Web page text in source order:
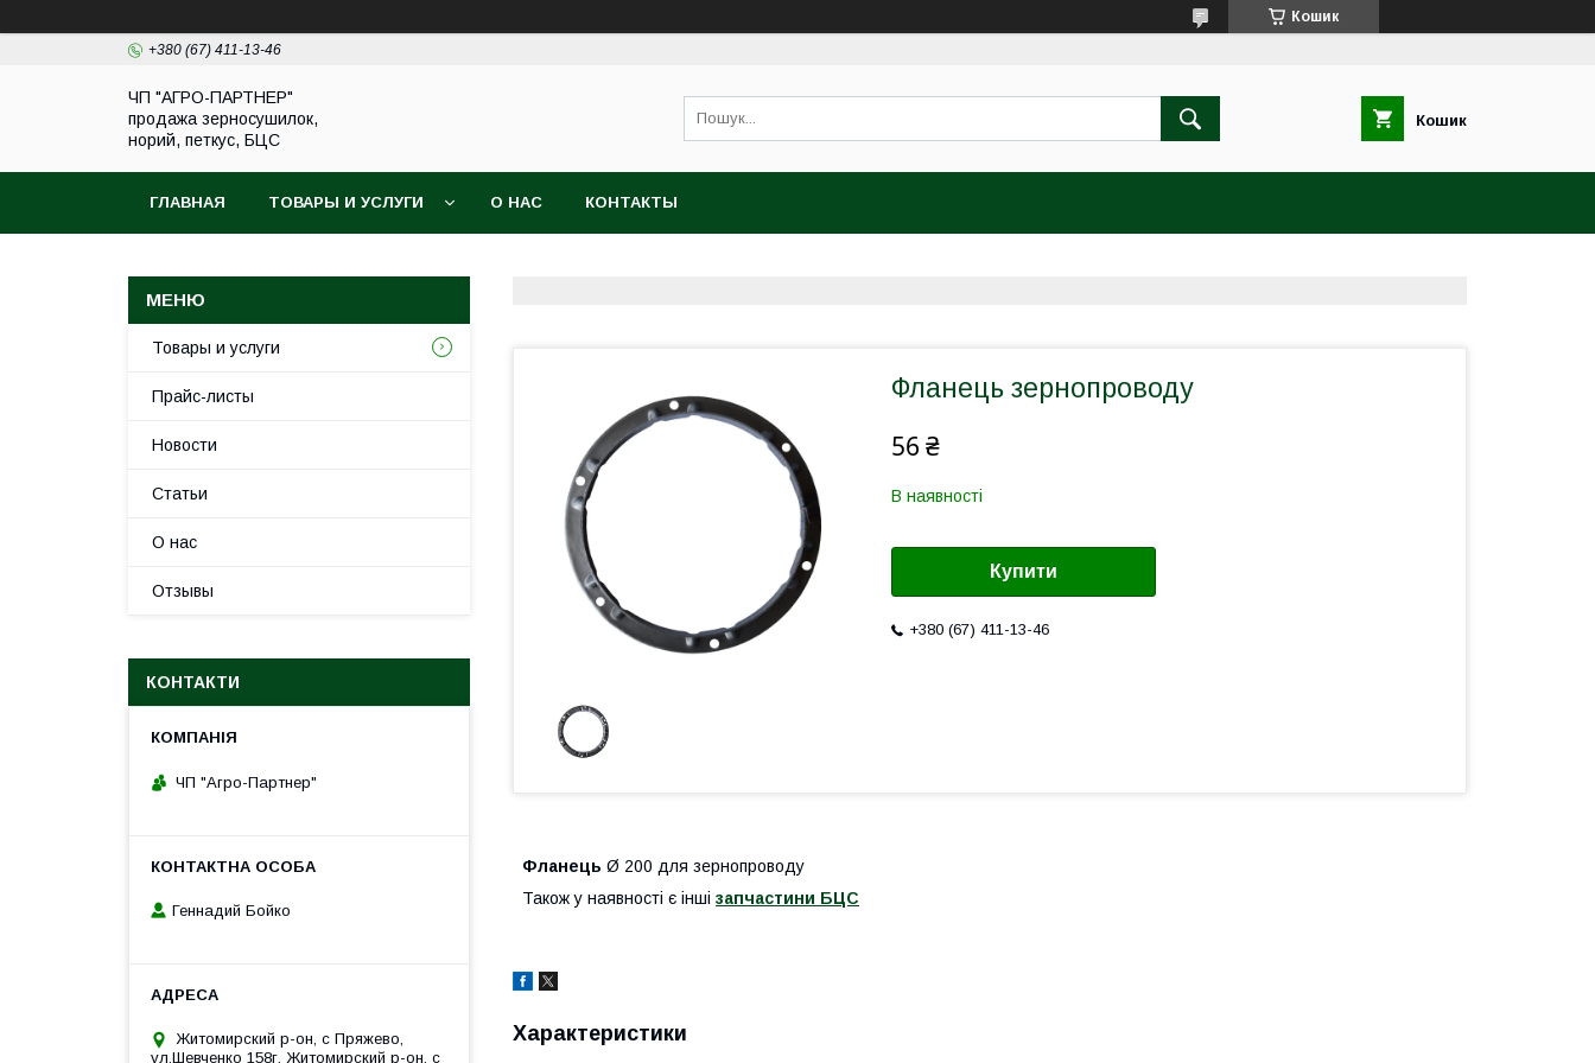
Кошик
+380 (67) 411-13-46
ЧП "АГРО-ПАРТНЕР"
продажа зерносушилок,
норий, петкус, БЦС
Кошик
ГЛАВНАЯ ТОВАРЫ И УСЛУГИ О НАС КОНТАКТЫ
Фланець зернопроводу
56 ₴
В наявності
Купити
+380 (67) 411-13-46
Фланець Ø 200 для зернопроводу
Також у наявності є інші запчастини БЦС
Характеристики
Товары и услуги
Прайс-листы
Новости
Статьи
О нас
Отзывы
КОНТАКТИ
ЧП "Агро-Партнер"
Геннадий Бойко
Житомирский р-он, с Пряжево,
ул.Шевченко 158г, Житомирский р-он, с